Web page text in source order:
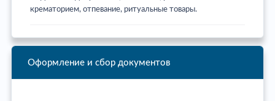
крематорием, отпевание, ритуальные товары.
Оформление и сбор документов